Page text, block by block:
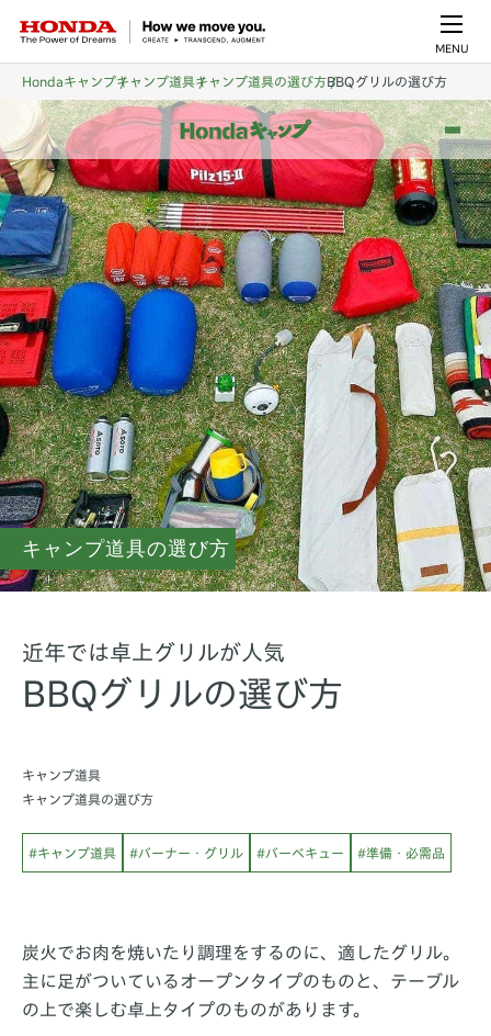
MENU
Hondaキャンプキャンプ道具キャンプ道具の選び方BBQグリルの選び方
キャンプ道具の選び方
近年では卓上グリルが人気
BBQグリルの選び方
キャンプ道具
キャンプ道具の選び方
#キャンプ道具 #バーナー・グリル #バーベキュー #準備・必需品
炭火でお肉を焼いたり調理をするのに、適したグリル。
主に足がついているオープンタイプのものと、テーブル
の上で楽しむ卓上タイプのものがあります。